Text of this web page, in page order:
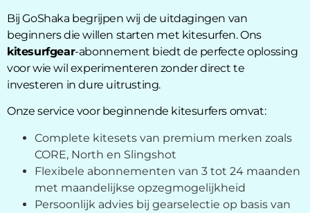
Bij GoShaka begrijpen wij de uitdagingen van
beginners die willen starten met kitesurfen. Ons
kitesurfgear-abonnement biedt de perfecte oplossing
voor wie wil experimenteren zonder direct te
investeren in dure uitrusting.
Onze service voor beginnende kitesurfers omvat:
Complete kitesets van premium merken zoals
CORE, North en Slingshot
Flexibele abonnementen van 3 tot 24 maanden
met maandelijkse opzegmogelijkheid
Persoonlijk advies bij gearselectie op basis van